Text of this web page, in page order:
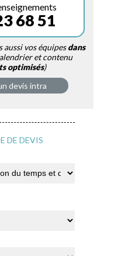
68 51
aussi vos équipesdans
et contenu
optimisés)
devis intra
DE DEVIS